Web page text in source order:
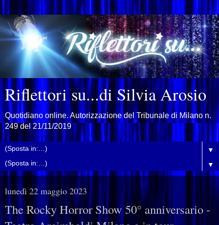
Riflettori su...di Silvia Arosio
Quotidiano online. Autorizzazione del Tribunale di Milano n.
249 del 21/11/2019
▼
▼
lunedì 22 maggio 2023
The Rocky Horror Show 50° anniversario -